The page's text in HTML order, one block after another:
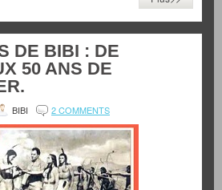
DE BIBI : DE
50 ANS DE
BIBI 2 COMMENTS